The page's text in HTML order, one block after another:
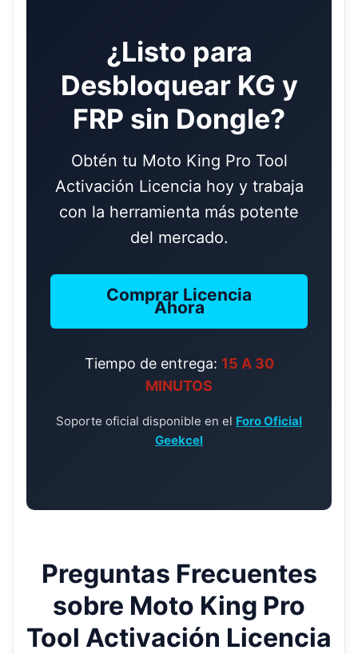
¿Listo para
Desbloquear KG y
FRP sin Dongle?
Obtén tu Moto King Pro Tool
Activación Licencia hoy y trabaja
con la herramienta más potente
del mercado.
Comprar Licencia
Ahora
Tiempo de entrega: 15 A 30
MINUTOS
Soporte oficial disponible en el Foro Oficial
Geekcel
Preguntas Frecuentes
sobre Moto King Pro
Tool Activación Licencia